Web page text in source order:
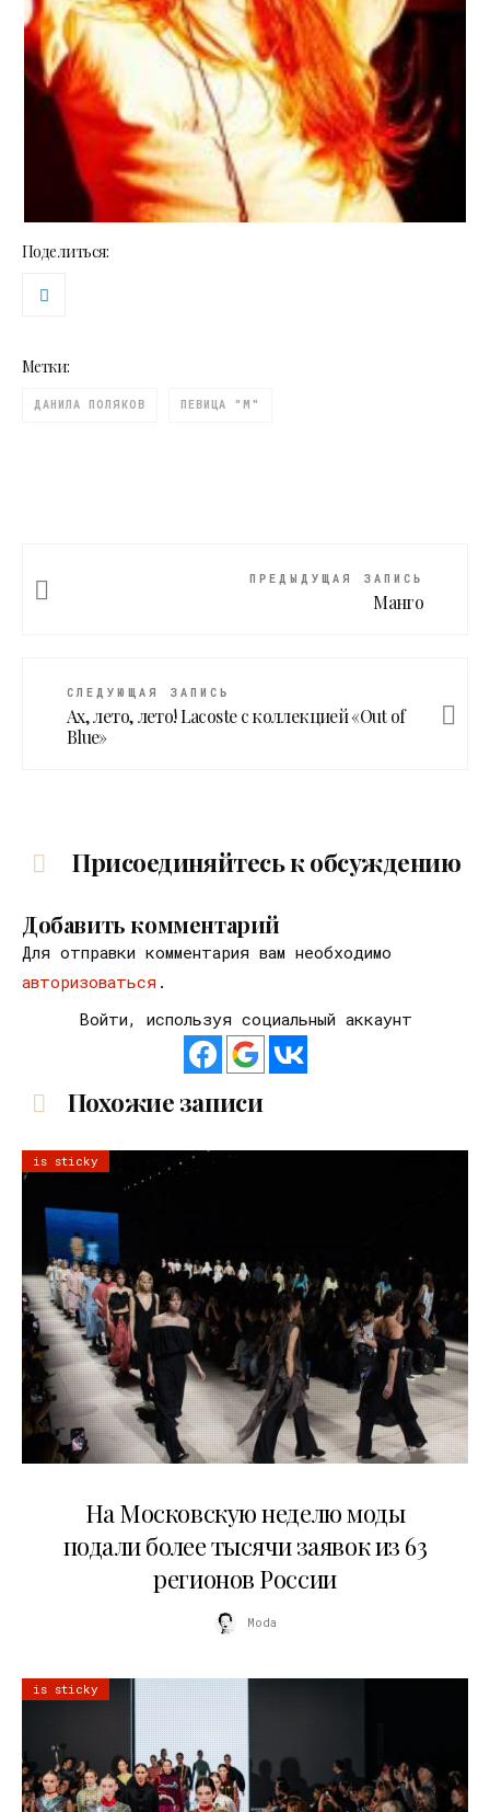
Поделиться:
Метки:
ДАНИЛА ПОЛЯКОВ ПЕВИЦА "М"
ПРЕДЫДУЩАЯ ЗАПИСЬ
Манго
СЛЕДУЮЩАЯ ЗАПИСЬ
Ах, лето, лето! Lacoste с коллекцией «Out of
Blue»
Присоединяйтесь к обсуждению
Добавить комментарий
Для отправки комментария вам необходимо
авторизоваться .
Войти, используя социальный аккаунт
Похожие записи
is sticky
На Московскую неделю моды
подали более тысячи заявок из 63
регионов России
Moda
is sticky